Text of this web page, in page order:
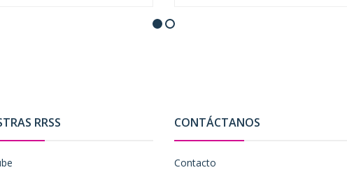
RRSS CONTÁCTANOS
Contacto